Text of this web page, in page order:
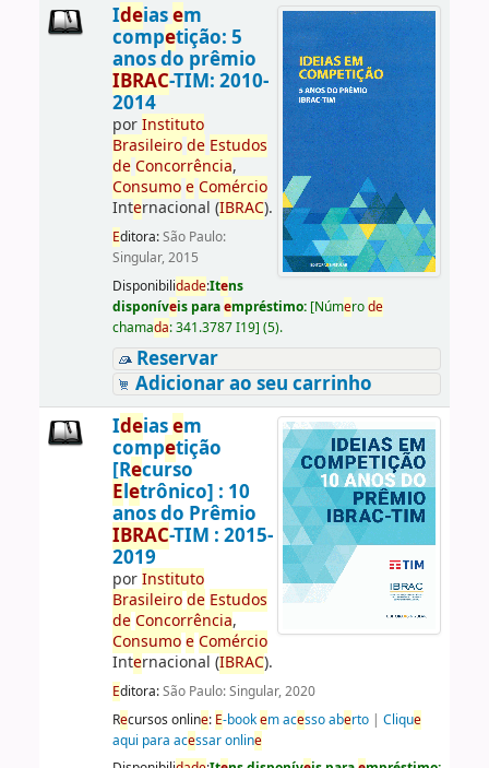
Ideiasem
competição: 5
anos do prêmio
IBRAC-TIM: 2010-
2014
porInstituto
Brasileiro de Estudos
de Concorrência,
Consumo e Comércio
Internacional (IBRAC).
Editora:São Paulo:
Singular, 2015
Disponibilidade:Itens
disponíveis paraempréstimo: [Númerode
chamada:341.3787 I19] (5).
Reservar
Adicionar ao seu carrinho
Ideiasem
competição
[Recurso
Eletrônico] : 10
anos do Prêmio
IBRAC-TIM : 2015-
2019
porInstituto
Brasileiro de Estudos
de Concorrência,
Consumo e Comércio
Internacional (IBRAC).
Editora:São Paulo: Singular, 2020
Recursos online: E-bookem acesso aberto| Clique
aqui para acessar online